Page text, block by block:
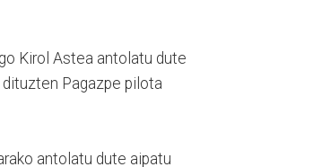
Kirol Astea antolatu dute
Pagazpe pilota
antolatu dute aipatu